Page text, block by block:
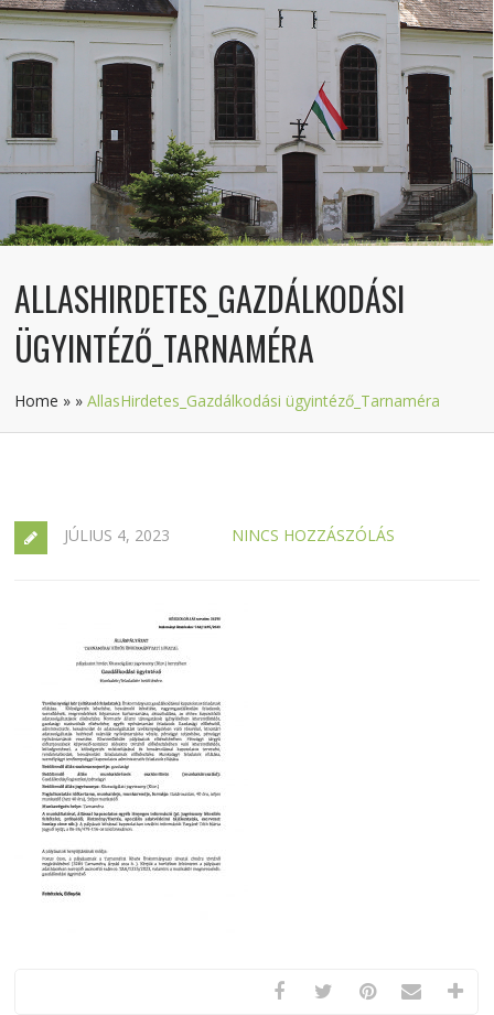
ALLASHIRDETES_GAZDÁLKODÁSI
ÜGYINTÉZŐ_TARNAMÉRA
Home » »AllasHirdetes_Gazdálkodási ügyintéző_Tarnaméra
JÚLIUS 4, 2023 NINCS HOZZÁSZÓLÁS